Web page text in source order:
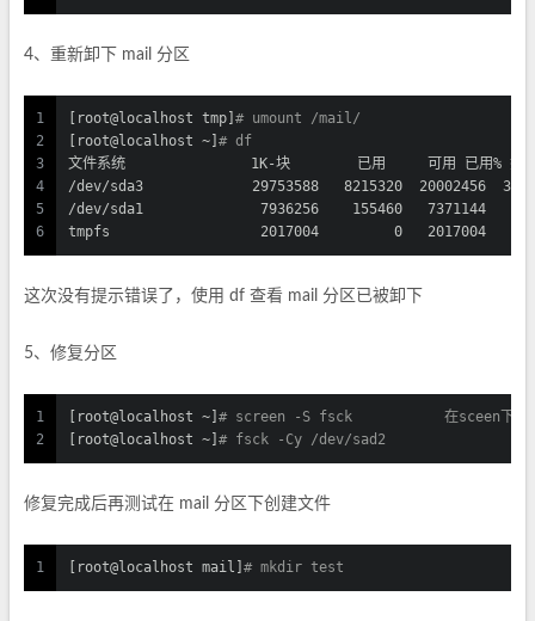
4、重新卸下 mail 分区
1
2
3
4
5
6
[root@localhost tmp] # umount /mail/
[root@localhost ~] # df
文件系统               1K-块        已用     可用 已用% 挂
/dev/sda3             29753588   8215320  20002456
/dev/sda1              7936256    155460   7371144   3%
tmpfs                  2017004         0   2017004   0% /
这次没有提示错误了，使用 df 查看 mail 分区已被卸下
5、修复分区
1
2
[root@localhost ~] # screen -S fsck           在sceen下修
[root@localhost ~]
修复完成后再测试在 mail 分区下创建文件
1 [root@localhost mail] # mkdir test